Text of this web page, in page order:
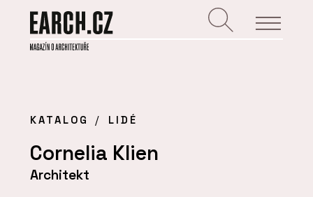
KATALOG LIDÉ
Cornelia Klien
Architekt